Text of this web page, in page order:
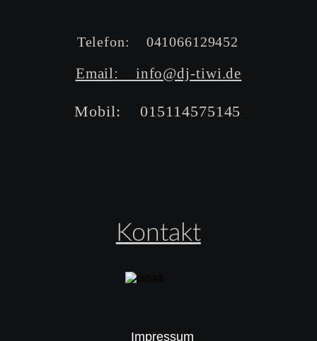
Kontakt
Telefon:    041066129452
Mobil:    015114575145
Email:    info@dj-tiwi.de
Impressum